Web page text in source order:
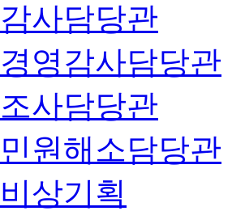
감사담당관
경영감사담당관
조사담당관
민원해소담당관
비상기획